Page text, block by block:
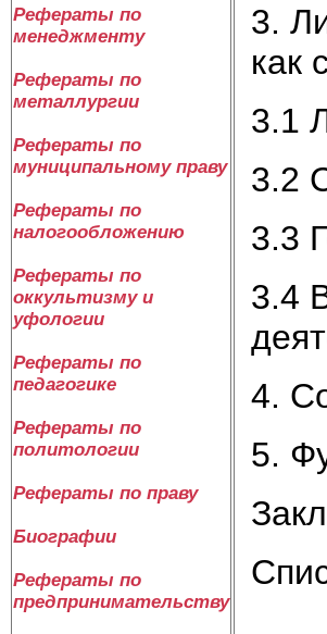
Рефераты по
менеджменту
Рефераты по
металлургии
Рефераты по
муниципальному праву
Рефераты по
налогообложению
Рефераты по
оккультизму и
уфологии
Рефераты по
педагогике
Рефераты по
политологии
Рефераты по праву
Биографии
Рефераты по
предпринимательству
3.
как
3.1
3.2
3.3
3.4
4.
5.